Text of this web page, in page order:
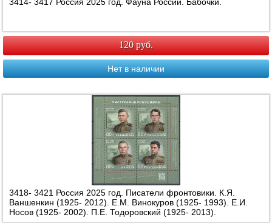
3414- 3417 Россия 2025 год. Фауна России. Бабочки.
120 руб.
Нет в наличии
3418- 3421 Россия 2025 год. Писатели фронтовики. К.Я.
Ваншенкин (1925- 2012). Е.М. Винокуров (1925- 1993). Е.И.
Носов (1925- 2002). П.Е. Тодоровский (1925- 2013).